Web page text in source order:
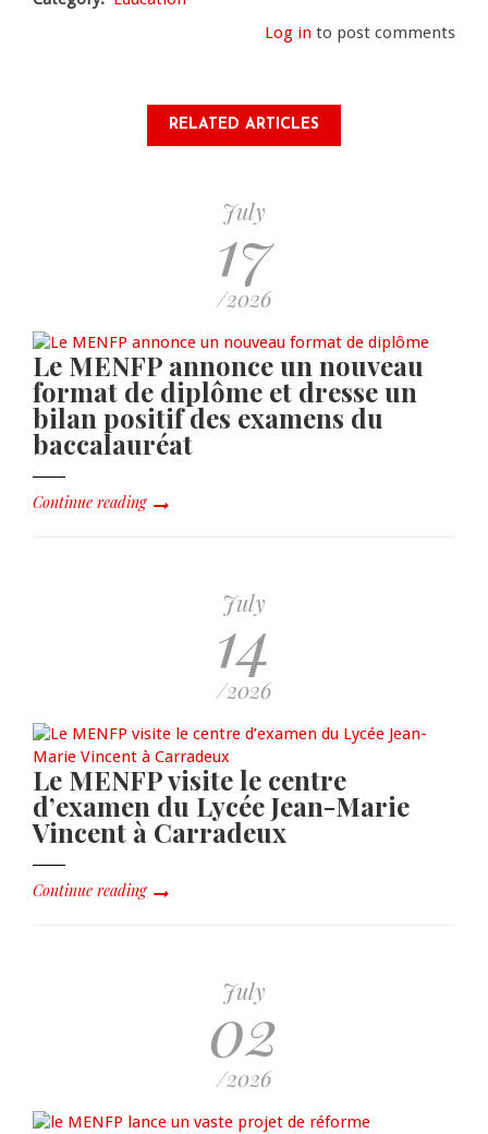
Log in to post comments
RELATED ARTICLES
July
17
/2026
Le MENFP annonce un nouveau
format de diplôme et dresse un
bilan positif des examens du
baccalauréat
Continue reading
July
14
/2026
Le MENFP visite le centre
d’examen du Lycée Jean-Marie
Vincent à Carradeux
Continue reading
July
02
/2026